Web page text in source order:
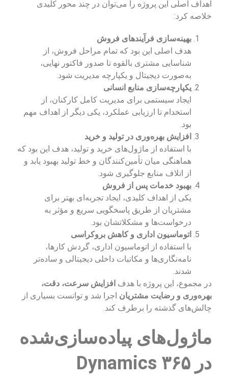
اهداف اصلی این پروژه را می‌توان در چند محور کلیدی
خلاصه کرد:
بهینه‌سازی فرآیندهای فروش
هدف اصلی این بود که تمام مراحل فروش، از
شناسایی مشتری بالقوه تا صدور فاکتور نهایی،
به‌صورت دیجیتال و یکپارچه مدیریت شود.
یکپارچه‌سازی منابع انسانی
ایجاد سیستمی برای مدیریت کامل کارکنان، از
استخدام تا ارزیابی عملکرد، یکی دیگر از اهداف مهم
بود.
افزایش بهره‌وری در تولید و خرید
با استفاده از ماژول‌های خرید و تولید، هدف این بود که
هماهنگی میان تأمین‌کنندگان و خط تولید بهبود یابد و
از اتلاف منابع جلوگیری شود.
بهبود خدمات پس از فروش
یکی از اهداف کلیدی، ایجاد تجربه‌ای بهتر برای
مشتریان از طریق پاسخگویی سریع و مؤثر به
درخواست‌ها و مشکلاتشان بود.
اتوماسیون اداری و کاهش بروکراسی
با استفاده از اتوماسیون اداری، گردش کارها،
نامه‌نگاری‌ها و مکاتبات داخلی دیجیتالی و ساده‌تر
شدند.
در مجموع، این پروژه با هدف افزایش سرعت، دقت،
بهره‌وری و رضایت مشتریان اجرا شد و توانست بسیاری از
چالش‌های گذشته را برطرف کند.
ماژول‌های پیاده‌سازی‌شده
در Dynamics ۳۶۵